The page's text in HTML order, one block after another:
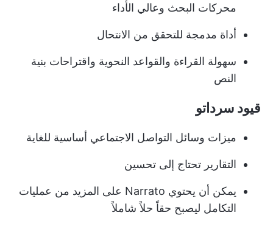
محركات البحث وعالي الأداء
أداة مدمجة للتحقق من الانتحال
سهولة القراءة والقواعد النحوية واقتراحات بنية
النص
قيود سرداتو
ميزات وسائل التواصل الاجتماعي أساسية للغاية
التقارير تحتاج إلى تحسين
يمكن أن يحتوي Narrato على المزيد من عمليات
التكامل ليصبح حقاً حلاً شاملاً